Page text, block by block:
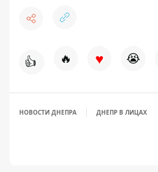
👍 🔥 ♥ 😭
НОВОСТИ ДНЕПРА ДНЕПР В ЛИЦАХ